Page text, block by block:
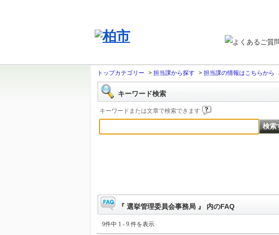
トップカテゴリー > 担当課から探す > 担当課の情報はこちらから
キーワード検索
キーワードまたは文章で検索できます
『 選挙管理委員会事務局 』 内のFAQ
9件中 1 - 9 件を表示